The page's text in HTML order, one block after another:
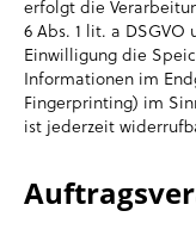
erfolgt die
6 Abs. 1 lit. a DSGVO
Einwilligung die
Informationen im
Fingerprinting) im
ist jederzeit